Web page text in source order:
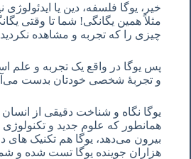
خیر، یوگا فلسفه، دین یا
مثلاً همین یگانگی! شما تا وقتی
چیزی را که تجربه و مشاهده
پس یوگا در واقع یک تجربه و علم
و تجربۀ شخصی خودتان بدست
یوگا نگاه و شناخت دقیقی از
همانطور که علوم جدید و
بیرون می‌دهد، یوگا هم تکنیک
هزاران جوینده یوگا تست شده و شما